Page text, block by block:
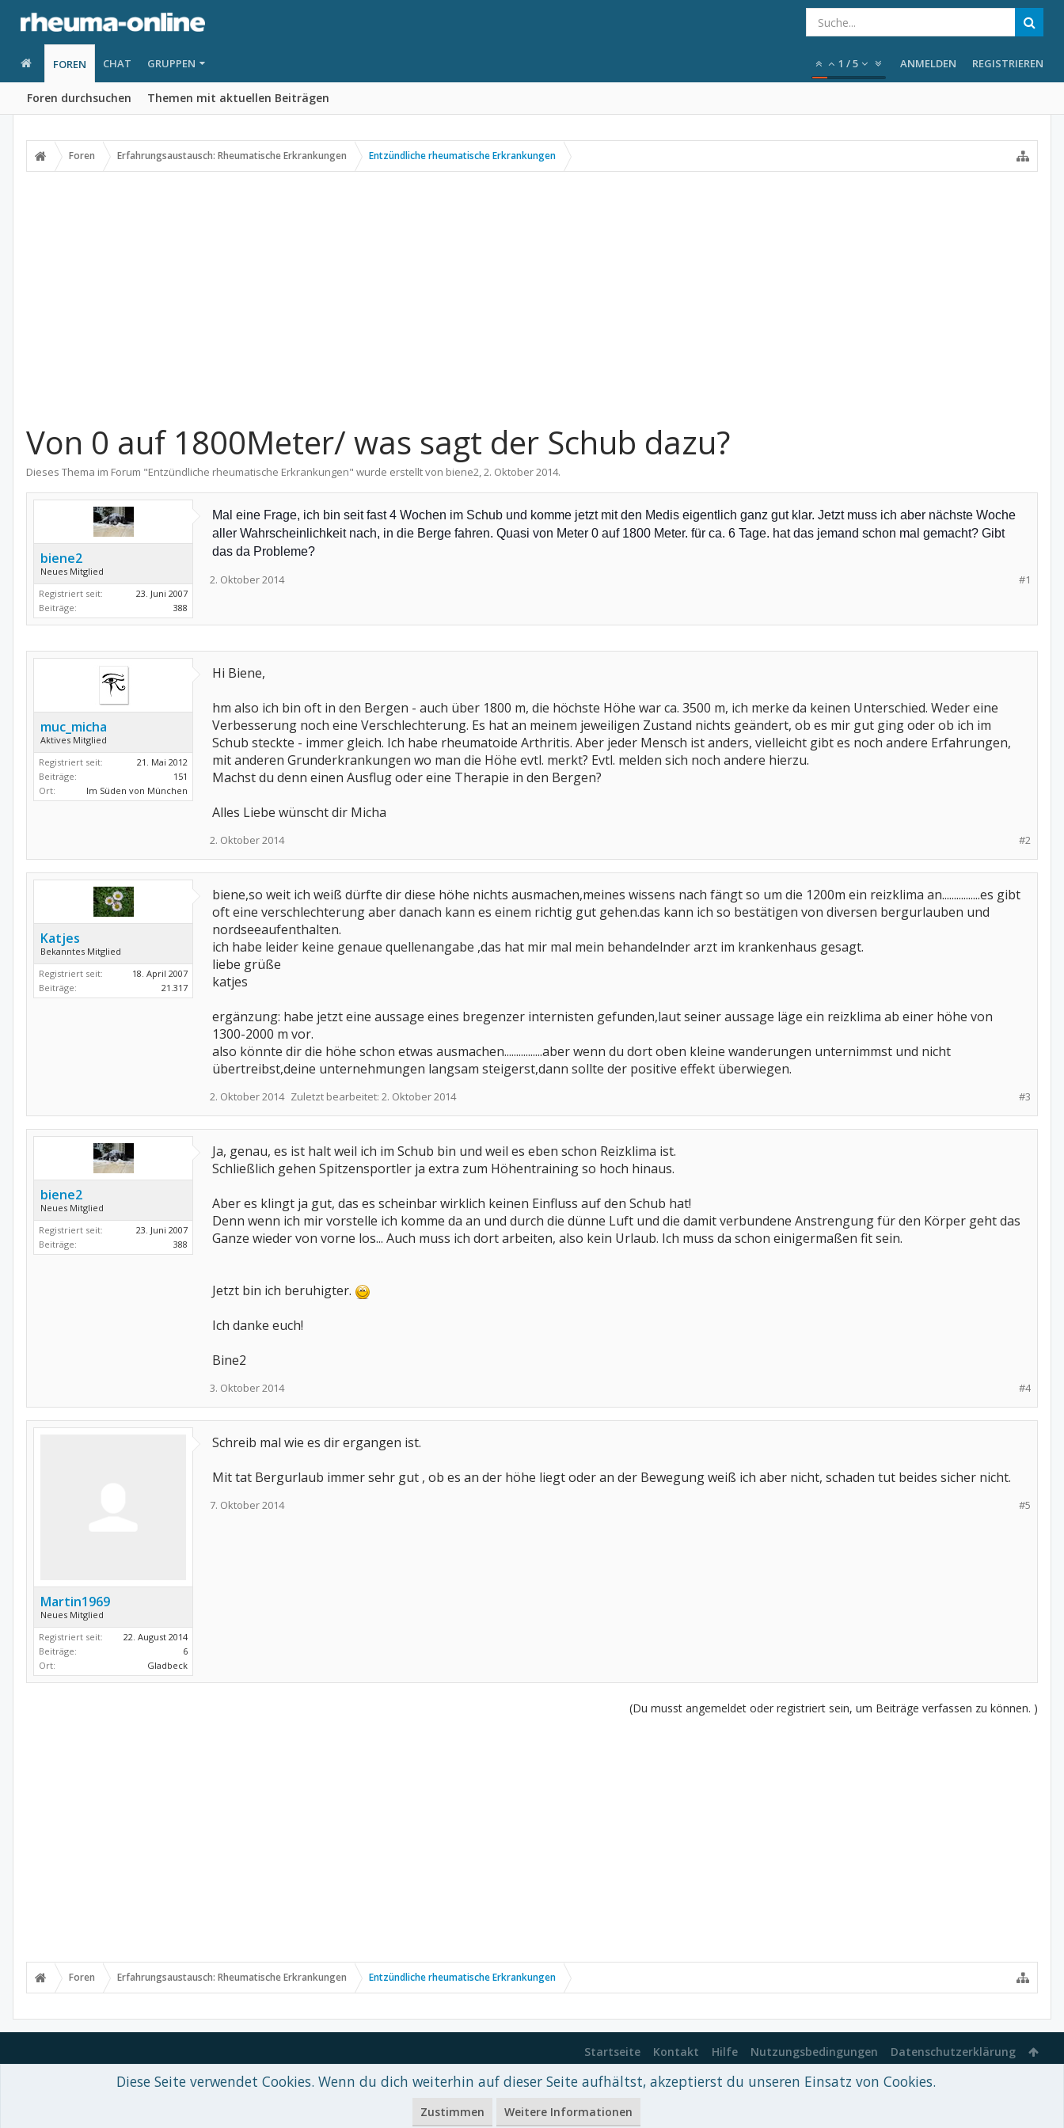
FOREN
Foren durchsuchen Themen mit aktuellen Beiträgen
CHAT GRUPPEN 1 /5 ANMELDEN REGISTRIEREN
Foren Erfahrungsaustausch: Rheumatische Erkrankungen Entzündliche rheumatische Erkrankungen
Von 0 auf 1800Meter/ was sagt der Schub dazu?
Dieses Thema im Forum "Entzündliche rheumatische Erkrankungen" wurde erstellt von biene2,2. Oktober 2014.
biene2
Neues Mitglied
Registriert seit:
23. Juni 2007
Beiträge:
388
Mal eine Frage, ich bin seit fast 4 Wochen im Schub und komme jetzt mit den Medis eigentlich ganz gut klar. Jetzt muss ich aber nächste Woche
aller Wahrscheinlichkeit nach, in die Berge fahren. Quasi von Meter 0 auf 1800 Meter. für ca. 6 Tage. hat das jemand schon mal gemacht? Gibt
das da Probleme?
#1
2. Oktober 2014
muc_micha
Aktives Mitglied
Registriert seit:
21. Mai 2012
Beiträge:
151
Ort:
Im Süden von München
Hi Biene,
hm also ich bin oft in den Bergen - auch über 1800 m, die höchste Höhe war ca. 3500 m, ich merke da keinen Unterschied. Weder eine
Verbesserung noch eine Verschlechterung. Es hat an meinem jeweiligen Zustand nichts geändert, ob es mir gut ging oder ob ich im
Schub steckte - immer gleich. Ich habe rheumatoide Arthritis. Aber jeder Mensch ist anders, vielleicht gibt es noch andere Erfahrungen,
mit anderen Grunderkrankungen wo man die Höhe evtl. merkt? Evtl. melden sich noch andere hierzu.
Machst du denn einen Ausflug oder eine Therapie in den Bergen?
Alles Liebe wünscht dir Micha
#2
2. Oktober 2014
Katjes
Bekanntes Mitglied
Registriert seit:
18. April 2007
Beiträge:
21.317
biene,so weit ich weiß dürfte dir diese höhe nichts ausmachen,meines wissens nach fängt so um die 1200m ein reizklima an................es gibt
oft eine verschlechterung aber danach kann es einem richtig gut gehen.das kann ich so bestätigen von diversen bergurlauben und
nordseeaufenthalten.
ich habe leider keine genaue quellenangabe ,das hat mir mal mein behandelnder arzt im krankenhaus gesagt.
liebe grüße
katjes
ergänzung: habe jetzt eine aussage eines bregenzer internisten gefunden,laut seiner aussage läge ein reizklima ab einer höhe von
1300-2000 m vor.
also könnte dir die höhe schon etwas ausmachen................aber wenn du dort oben kleine wanderungen unternimmst und nicht
übertreibst,deine unternehmungen langsam steigerst,dann sollte der positive effekt überwiegen.
#3
2. Oktober 2014 Zuletzt bearbeitet: 2. Oktober 2014
biene2
Neues Mitglied
Registriert seit:
23. Juni 2007
Beiträge:
388
Ja, genau, es ist halt weil ich im Schub bin und weil es eben schon Reizklima ist.
Schließlich gehen Spitzensportler ja extra zum Höhentraining so hoch hinaus.
Aber es klingt ja gut, das es scheinbar wirklich keinen Einfluss auf den Schub hat!
Denn wenn ich mir vorstelle ich komme da an und durch die dünne Luft und die damit verbundene Anstrengung für den Körper geht das
Ganze wieder von vorne los... Auch muss ich dort arbeiten, also kein Urlaub. Ich muss da schon einigermaßen fit sein.
Jetzt bin ich beruhigter.
Ich danke euch!
Bine2
#4
3. Oktober 2014
Martin1969
Neues Mitglied
Registriert seit:
22. August 2014
Beiträge:
6
Ort:
Gladbeck
Schreib mal wie es dir ergangen ist.
Mit tat Bergurlaub immer sehr gut , ob es an der höhe liegt oder an der Bewegung weiß ich aber nicht, schaden tut beides sicher nicht.
#5
7. Oktober 2014
(Du musst angemeldet oder registriert sein, um Beiträge verfassen zu können. )
Foren Erfahrungsaustausch: Rheumatische Erkrankungen Entzündliche rheumatische Erkrankungen
Startseite Kontakt Hilfe Nutzungsbedingungen Datenschutzerklärung
Forum software by XenForo™© 2010-2018 XenForo Ltd.-Deutsch von xenDach©2010-2017
Diese Seite verwendet Cookies. Wenn du dich weiterhin auf dieser Seite aufhältst, akzeptierst du unseren Einsatz von Cookies.
Zustimmen Weitere Informationen